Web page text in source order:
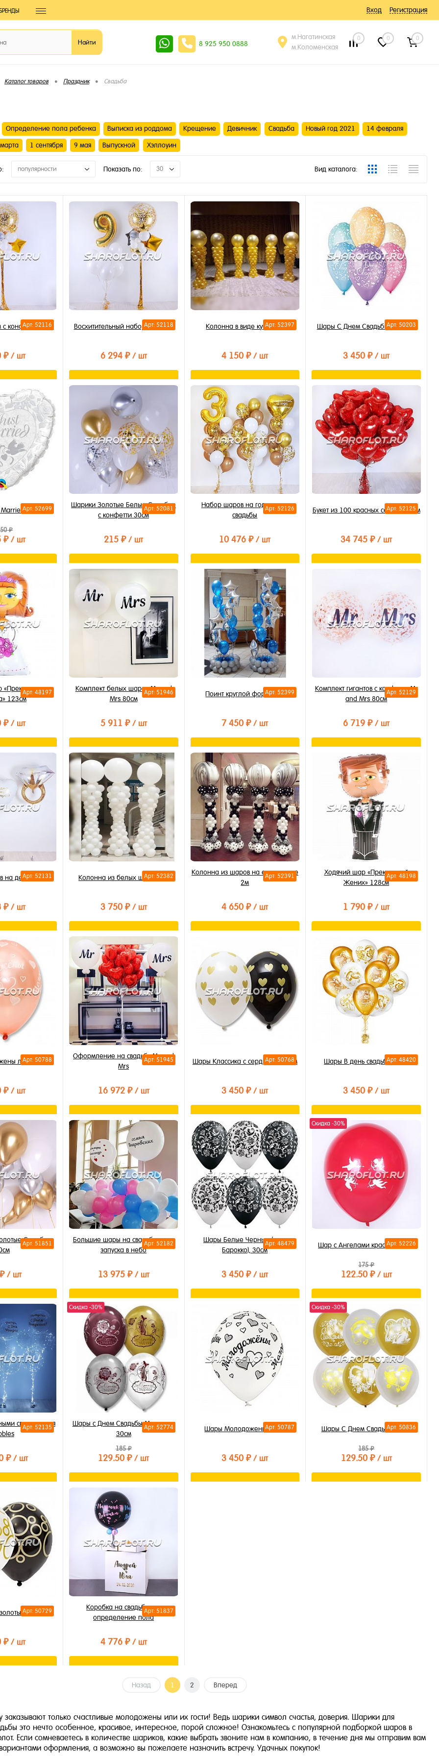
БРЕНДЫ Вход Регистрация
8 925 950 0888
м.Нагатинская
м.Коломенская
0 0 0
Каталог товаров • Праздник • Свадьба
Определение пола ребенка Выписка из роддома Крещение Девичник Свадьба Новый год 2021 14 февраля
1 сентября 9 мая Выпускной Хэллоуин
популярности Показать по: 30 Вид каталога:
Арт: 52116
с конфетти 80см
₽ / шт
Арт: 52118
Восхитительный набор на 9 лет
6 294 ₽ / шт
В корзину
Купить в 1 клик
В избранное
В наличии
Арт: 52397
Колонна в виде кубка 2м
4 150 ₽/ шт
В корзину
Купить в 1 клик
В избранное
В наличии
Арт: 50203
Шары С Днем Свадьбы (облако)
3 450 ₽/ шт
В корзину
Купить в 1 клик
В избранное
В наличии
Арт: 52699
75см
₽
₽ / шт
Арт: 52081
Шарики Золотые Белые Серебро
с конфетти 30см
215 ₽/ шт
В корзину
Купить в 1 клик
В избранное
Арт: 52126
Набор шаров на годовщину
свадьбы
10 476 ₽/ шт
В корзину
Купить в 1 клик
В избранное
В наличии
Арт: 52125
Букет из 100 красных сердец 40см
34 745 ₽/ шт
Купить в 1 клик
В избранное
В наличии
Арт: 48197
«Прекрасная
123см
₽ / шт
Арт: 51946
Комплект белых шаров Mr and
Mrs 80см
5 911 ₽ / шт
В корзину
Купить в 1 клик
В избранное
В наличии
Арт: 52399
Поинт круглой формы 2м
7 450 ₽/ шт
В корзину
Купить в 1 клик
В избранное
В наличии
Арт: 52129
Комплект гигантов с конфетти Mr
and Mrs 80см
6 719 ₽/ шт
В корзину
Купить в 1 клик
В избранное
В наличии
Арт: 52131
на девичник
₽ / шт
Арт: 52382
Колонна из белых шаров 2м
3 750 ₽ / шт
В корзину
Купить в 1 клик
В избранное
В наличии
Арт: 52391
Колонна из шаров на ероприятие
2м
4 650 ₽/ шт
Купить в 1 клик
В избранное
В наличии
Арт: 48198
Ходячий шар «Прекрасный
Жених» 128см
1 790 ₽/ шт
Купить в 1 клик
В избранное
В наличии
Арт: 50788
люкс, 30см
₽ / шт
Арт: 51945
Оформление на свадьбу Mr and
Mrs
16 972 ₽ / шт
В корзину
Купить в 1 клик
В избранное
В наличии
Арт: 50768
Шары Классика с сердцами, 30см
3 450 ₽/ шт
В корзину
Купить в 1 клик
В избранное
В наличии
Арт: 48420
Шары В день свадьбы 30см
3 450 ₽/ шт
В корзину
Купить в 1 клик
В избранное
В наличии
Арт: 51851
Серебро
/ шт
Арт: 52182
Большие шары на свадьбу и для
запуска в небо
13 975 ₽ / шт
В корзину
Купить в 1 клик
В избранное
В наличии
Арт: 48479
Шары Белые Черные (узор
Барокко), 30см
3 450 ₽/ шт
Купить в 1 клик
В избранное
В наличии
Скидка -30%
Арт: 52226
Шар с Ангелами красный 30см
175 ₽
122.50 ₽ / шт
Купить в 1 клик
В избранное
В наличии
Арт: 52135
светящимися
₽ / шт
Скидка -30%
Арт: 52774
Шары с Днем Свадьбы Металлик
30см
185 ₽
129.50 ₽/ шт
В корзину
Купить в 1 клик
В избранное
В наличии
Арт: 50787
Шары Молодожены, 30см
3 450 ₽/ шт
Скидка -30%
Арт: 50836
Шары С Днем Свадьбы, 30см
185 ₽
129.50 ₽ / шт
Арт: 50729
30см
₽ / шт
Арт: 51837
Коробка на свадьбу для
определение пола
4 776 ₽ / шт
В наличии
Назад 1 2 Вперед
только счастливые молодожены или их гости! Ведь шарики символ счастья, доверия. Шарики для
это нечто особенное, красивое, интересное, порой сложное! Ознакомьтесь с популярной подборкой шаров в
Если сомневаетесь в количестве шариков, какие выбрать звоните нам в компанию, в течение дня мы отправим вам
оформления, а возможно вы пожелаете назначить встречу. Удачных покупок!